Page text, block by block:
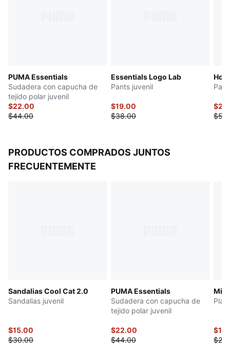
PUMA Essentials
Sudadera con capucha de
tejido polar juvenil
$22.00
$44.00
Essentials Logo Lab
Pants juvenil
$19.00
$38.00
PRODUCTOS COMPRADOS JUNTOS
FRECUENTEMENTE
Sandalias Cool Cat 2.0
Sandalias juvenil
$15.00
$30.00
PUMA Essentials
Sudadera con capucha de
tejido polar juvenil
$22.00
$44.00
Mid